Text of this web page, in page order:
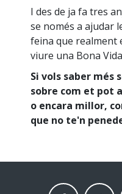
I des de ja fa tres
se només a ajudar
feina que realment
viure una Bona
Si vols saber més
sobre com et pot
o encara millor,
que no te'n
facebooktwitter